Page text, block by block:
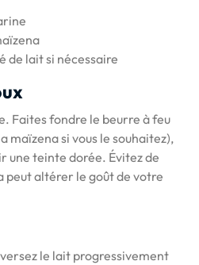
de lait si nécessaire
Faites fondre le beurre à feu
maïzena si vous le souhaitez),
une teinte dorée. Évitez de
peut altérer le goût de votre
le lait progressivement